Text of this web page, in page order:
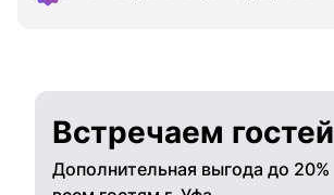
Встречаем гостей
Дополнительная выгода до 20%